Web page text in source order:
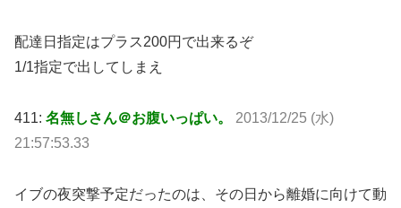
配達日指定はプラス200円で出来るぞ
1/1指定で出してしまえ
411: 名無しさん＠お腹いっぱい。 2013/12/25 (水)
21:57:53.33
イブの夜突撃予定だったのは、その日から離婚に向けて動